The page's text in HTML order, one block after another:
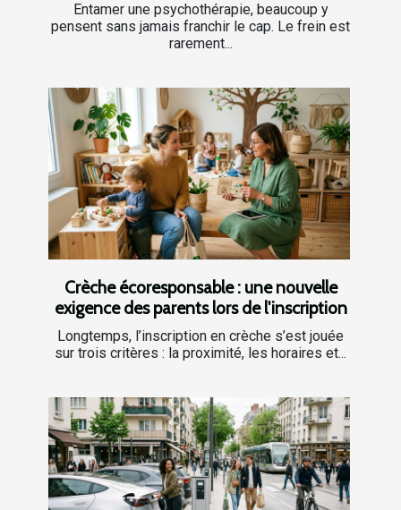
Entamer une psychothérapie, beaucoup y
pensent sans jamais franchir le cap. Le frein est
rarement...
Crèche écoresponsable : une nouvelle
exigence des parents lors de l'inscription
Longtemps, l’inscription en crèche s’est jouée
sur trois critères : la proximité, les horaires et...